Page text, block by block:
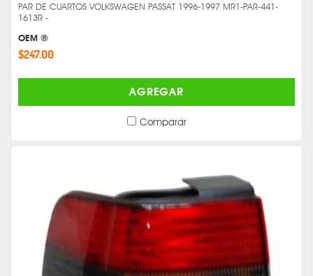
PAR DE CUARTOS VOLKSWAGEN PASSAT 1996-1997 MR1-PAR-441-
1613R -
OEM ®
$247.00
AGREGAR
Comparar